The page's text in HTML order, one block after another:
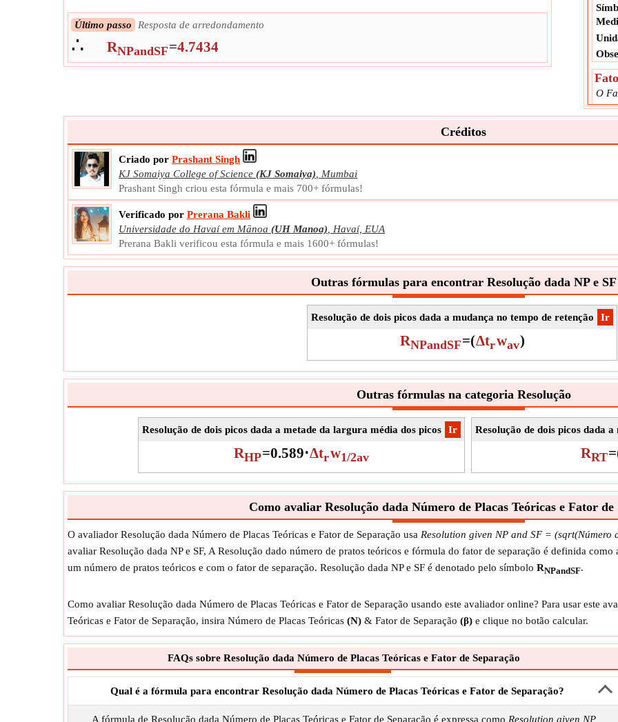
Último passo Resposta de arredondamento
∴ RNPandSF=4.7434
O
da
Créditos
Criado por Prashant Singh
KJ Somaiya College of Science (KJ Somaiya)
Mumbai
Prashant Singh criou esta fórmula e mais 700+ fórmulas!
Verificado por Prerana Bakli
Universidade do Havaí em Mānoa (UH Manoa)
Havaí, EUA
Prerana Bakli verificou esta fórmula e mais 1600+ fórmulas!
Outras fórmulas para encontrar Resolução dada NP e SF
​Ir
Resolução de dois picos dada a mudança no tempo de retenção
RNPandSF=(Δtrwav)
Outras fórmulas na categoria Resolução
​Ir
Resolução de dois picos dada a metade da largura média dos picos
RHP=0.589⋅Δtrw1/2av
Resolução de dois picos dada
RRT=
Como avaliar Resolução dada Número de Placas Teóricas e Fator de
O avaliador Resolução dada Número de Placas Teóricas e Fator de Separação usa Resolution given NP and SF =
avaliar Resolução dada NP e SF, A Resolução dado número de pratos teóricos e fórmula do fator de separação é definida
um número de pratos teóricos e com o fator de separação. Resolução dada NP e SF é denotado pelo símbolo RNPandSF.
Como avaliar Resolução dada Número de Placas Teóricas e Fator de Separação usando este avaliador online? Para usar este
Teóricas e Fator de Separação, insira Número de Placas Teóricas (N) & Fator de Separação (β) e clique no botão calcular.
FAQs sobre Resolução dada Número de Placas Teóricas e Fator de Separação
Qual é a fórmula para encontrar Resolução dada Número de Placas Teóricas e Fator de Separação?
A fórmula de Resolução dada Número de Placas Teóricas e Fator de Separação é expressa como Resolution given NP